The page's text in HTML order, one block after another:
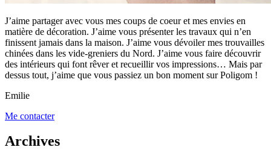
J’aime partager avec vous mes coups de coeur et mes envies en
matière de décoration. J’aime vous présenter les travaux qui n’en
finissent jamais dans la maison. J’aime vous dévoiler mes trouvailles
chinées dans les vide-greniers du Nord. J’aime vous faire découvrir
des intérieurs qui font rêver et recueillir vos impressions… Mais par
dessus tout, j’aime que vous passiez un bon moment sur Poligom !
Emilie
Me contacter
Archives